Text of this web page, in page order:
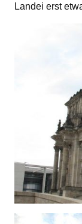
Landei erst